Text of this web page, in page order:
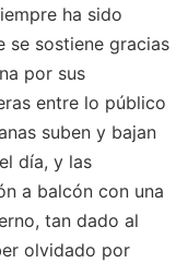
ha sido
se sostiene gracias
por sus
entre lo público
suben y bajan
día, y las
a balcón con una
tan dado al
olvidado por